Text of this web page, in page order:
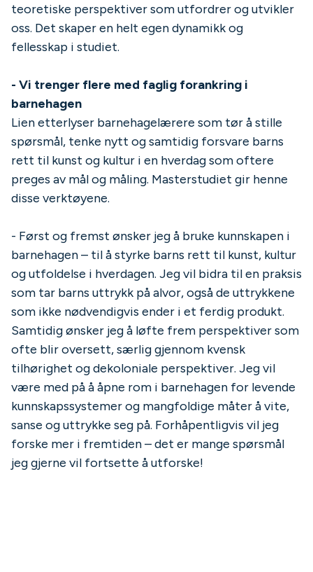
teoretiske perspektiver som utfordrer og utvikler
oss. Det skaper en helt egen dynamikk og
fellesskap i studiet.
- Vi trenger flere med faglig forankring i
barnehagen
Lien etterlyser barnehagelærere som tør å stille
spørsmål, tenke nytt og samtidig forsvare barns
rett til kunst og kultur i en hverdag som oftere
preges av mål og måling. Masterstudiet gir henne
disse verktøyene.
- Først og fremst ønsker jeg å bruke kunnskapen i
barnehagen – til å styrke barns rett til kunst, kultur
og utfoldelse i hverdagen. Jeg vil bidra til en praksis
som tar barns uttrykk på alvor, også de uttrykkene
som ikke nødvendigvis ender i et ferdig produkt.
Samtidig ønsker jeg å løfte frem perspektiver som
ofte blir oversett, særlig gjennom kvensk
tilhørighet og dekoloniale perspektiver. Jeg vil
være med på å åpne rom i barnehagen for levende
kunnskapssystemer og mangfoldige måter å vite,
sanse og uttrykke seg på. Forhåpentligvis vil jeg
forske mer i fremtiden – det er mange spørsmål
jeg gjerne vil fortsette å utforske!